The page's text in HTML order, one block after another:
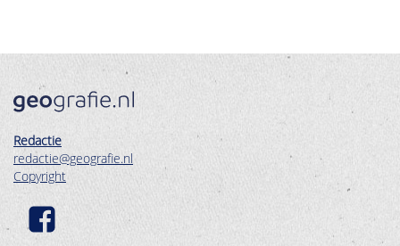
Redactie
redactie@geografie.nl
Copyright